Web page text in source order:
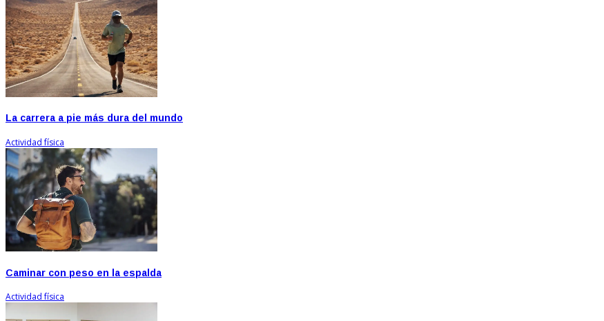
La carrera a pie más dura del mundo
Actividad física
Caminar con peso en la espalda
Actividad física